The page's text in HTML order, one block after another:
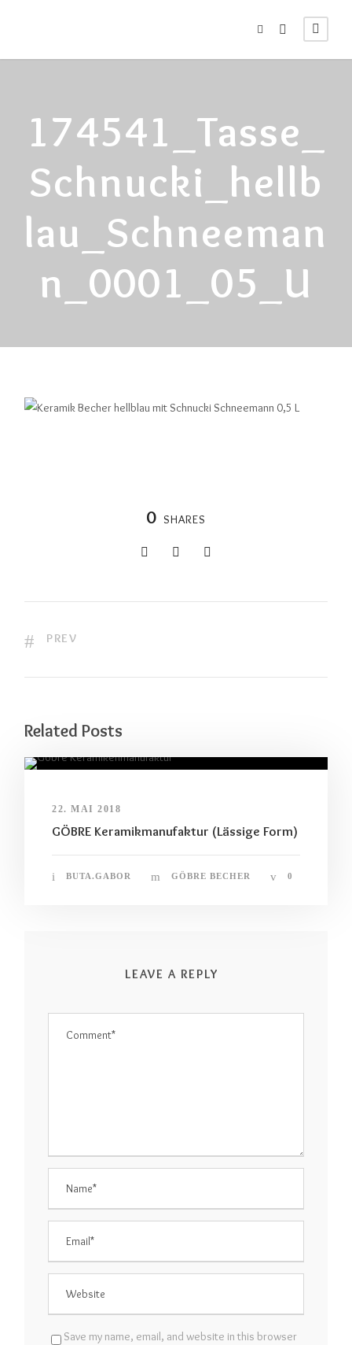
174541_Tasse_
Schnucki_hellb
Lau_Schneeman
N_0001_05_U
0 SHARES
PREV
Related Posts
22. MAI 2018
GÖBRE Keramikmanufaktur (Lässige Form)
BUTA.GABOR GÖBRE BECHER 0
LEAVE A REPLY
Save my name, email, and website in this browser